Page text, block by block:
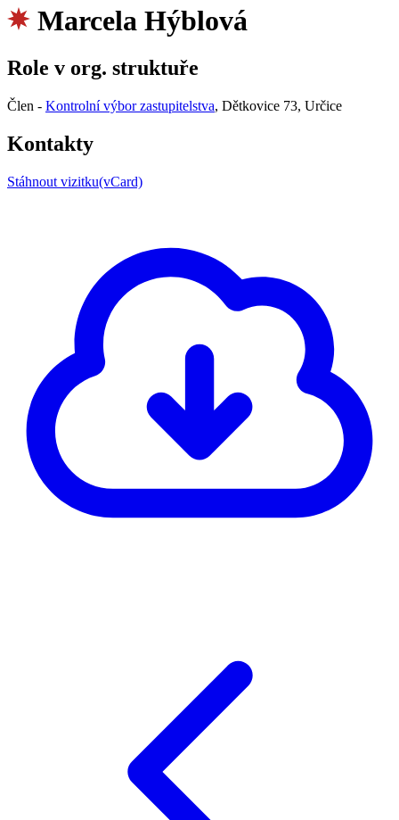
Marcela Hýblová
Role v org. struktuře
Člen - Kontrolní výbor zastupitelstva, Dětkovice 73, Určice
Kontakty
Stáhnout vizitku(vCard)